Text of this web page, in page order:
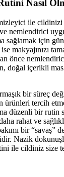
Nasıl
ile cildinizi
nemlendirici
sağlamak için
makyajınızı
önce
doğal içerikli
bir süreç
ürünleri tercih
düzenli bir rutin
rahat ve
bir “savaş”
Nazik
ile cildiniz size